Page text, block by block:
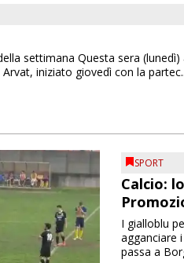
settimana Questa sera
iniziato giovedì con la
SPORT
Calcio:
I gialloblu
agganciare
passa a